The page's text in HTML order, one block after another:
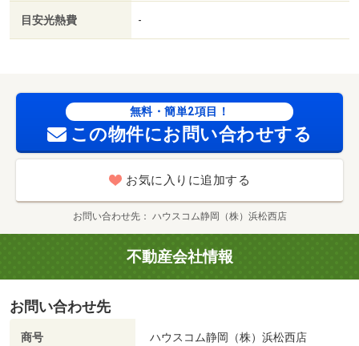
干機／ＢＳ／年内入居可／ＩＴ重説 対応物件／初期費用
カード決済可／家賃カード決済可／全室照明付／通風良好
スターバックスコーヒーそよら浜松西伊場店（飲食店）ま
で２５６５ｍ／遠鉄ストア ウェル鴨江店（スーパー）ま
で２５１３ｍ／イオンそよら浜松西伊場（スーパー）まで
２６８３ｍ／遠鉄ストア 新橋店（スーパー）まで２２４
目安光熱費 -
無料・簡単2項目！
この物件にお問い合わせする
お気に入りに追加する
お問い合わせ先 ハウスコム静岡（株）浜松西店
不動産会社情報
お問い合わせ先
商号 ハウスコム静岡（株）浜松西店